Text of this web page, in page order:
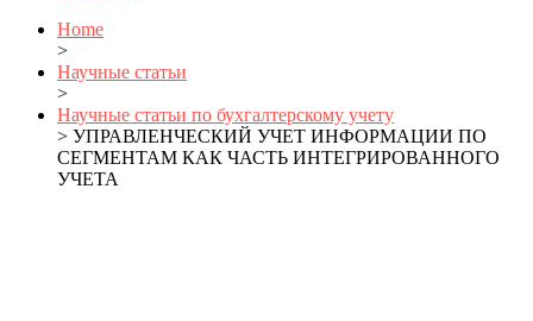
Home
>
Научные статьи
>
Научные статьи по бухгалтерскому учету
> УПРАВЛЕНЧЕСКИЙ УЧЕТ ИНФОРМАЦИИ ПО
СЕГМЕНТАМ КАК ЧАСТЬ ИНТЕГРИРОВАННОГО
УЧЕТА